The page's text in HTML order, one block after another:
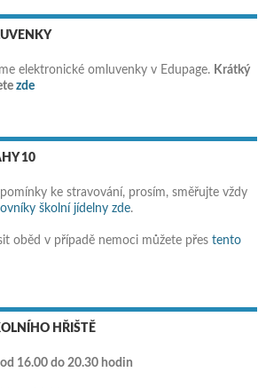
elektronické omluvenky v Edupage. Krátký
zde
10
ke stravování, prosím, směřujte vždy
školní jídelny zde.
oběd v případě nemoci můžete přes tento
HŘIŠTĚ
od 16.00 do 20.30 hodin